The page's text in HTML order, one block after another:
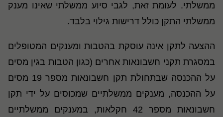
ממשלתי. לעומת זאת, לגבי סיוע ממשלתי שאינו מענק
ממשלתי התקן כולל דרישות גילוי בלבד.
ההצעה לתקן אינה עוסקת בהטבות ומענקים המטופלים
במסגרת תקני חשבונאות אחרים (כגון הטבות בגין מסים
על ההכנסה שבתחולת תקן חשבונאות מספר 19 מסים
על ההכנסה, מענקים ממשלתיים שמכוסים על ידי תקן
חשבונאות מספר 42 חקלאות, במענקים ממשלתיים